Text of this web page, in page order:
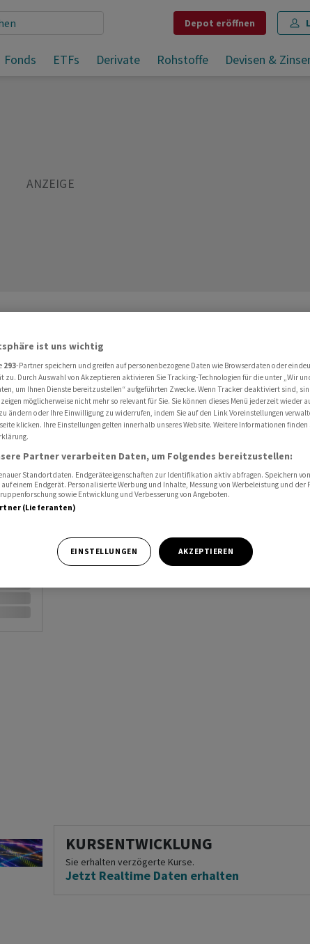
Depot eröffnen
Fonds ETFs Derivate Rohstoffe Devisen &
KURSENTWICKLUNG
Sie erhalten verzögerte Kurse.
Jetzt Realtime Daten erhalten
ist uns wichtig
293-Partner speichern und greifen auf personenbezogene Daten wie Browserdaten oder
zu. Durch Auswahl von Akzeptieren aktivieren Sie Tracking-Technologien für die unter „Wir
um Ihnen Dienste bereitzustellen“ aufgeführten Zwecke. Wenn Tracker deaktiviert sind,
möglicherweise nicht mehr so relevant für Sie. Sie können dieses Menü jederzeit wieder
ändern oder Ihre Einwilligung zu widerrufen, indem Sie auf den Link Voreinstellungen
klicken. Ihre Einstellungen gelten innerhalb unseres Website. Weitere Informationen finden
Partner verarbeiten Daten, um Folgendes bereitzustellen:
Standortdaten. Endgeräteeigenschaften zur Identifikation aktiv abfragen. Speichern
einem Endgerät. Personalisierte Werbung und Inhalte, Messung von Werbeleistung und der
sowie Entwicklung und Verbesserung von Angeboten.
(Lieferanten)
EINSTELLUNGEN AKZEPTIEREN